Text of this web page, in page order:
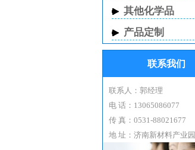
其他化学品
产品定制
联系我们
联系人：郭经理
电 话：13065086077
传 真：0531-88021677
地 址：济南新材料产业园